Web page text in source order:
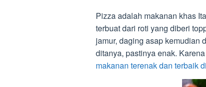
Pizza adalah makanan khas
terbuat dari roti yang diberi
jamur, daging asap kemudian
ditanya, pastinya enak.
makanan terenak dan terbaik